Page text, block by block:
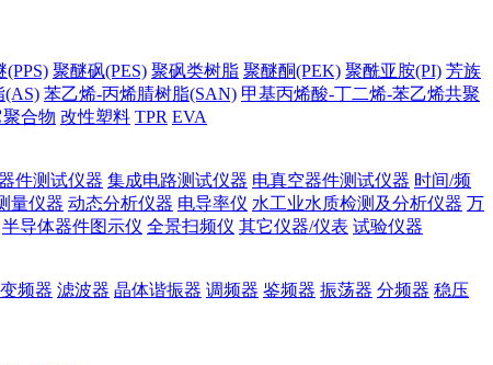
(PPS) 聚醚砜(PES) 聚砜类树脂 聚醚酮(PEK) 聚酰亚胺(PI) 芳族
(AS) 苯乙烯-丙烯腈树脂(SAN) 甲基丙烯酸-丁二烯-苯乙烯共聚
合物 改性塑料 TPR EVA
件测试仪器 集成电路测试仪器 电真空器件测试仪器 时间/频
量仪器 动态分析仪器 电导率仪 水工业水质检测及分析仪器 万
半导体器件图示仪 全景扫频仪 其它仪器/仪表 试验仪器
变频器 滤波器 晶体谐振器 调频器 鉴频器 振荡器 分频器 稳压